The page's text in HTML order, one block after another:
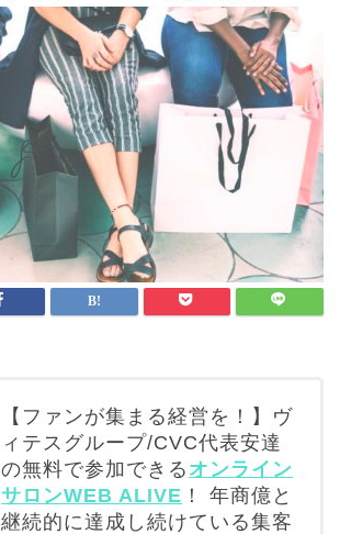
【ファンが集まる経営を！】ヴ
ィテスグループ/CVC代表安達
の無料で参加できる オンライン
サロンWEB ALIVE ！ 年商億と
継続的に達成し続けている集客